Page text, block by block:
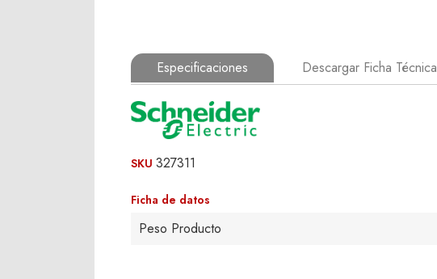
Especificaciones Descargar Ficha Técnica
SKU 327311
Ficha de datos
Peso Producto